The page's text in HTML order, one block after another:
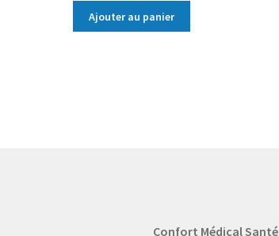
Ajouter au panier
Confort Médical Santé